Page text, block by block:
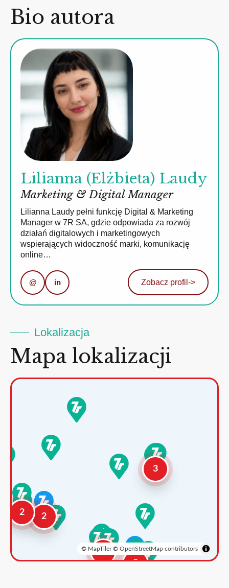
Bio autora
Lilianna (Elżbieta) Laudy
Marketing & Digital Manager
Lilianna Laudy pełni funkcję Digital & Marketing
Manager w 7R SA, gdzie odpowiada za rozwój
działań digitalowych i marketingowych
wspierających widoczność marki, komunikację
online…
@ in Zobacz profil ->
Lokalizacja
Mapa lokalizacji
2
2
3
2
3
© MapTiler© OpenStreetMap contributors